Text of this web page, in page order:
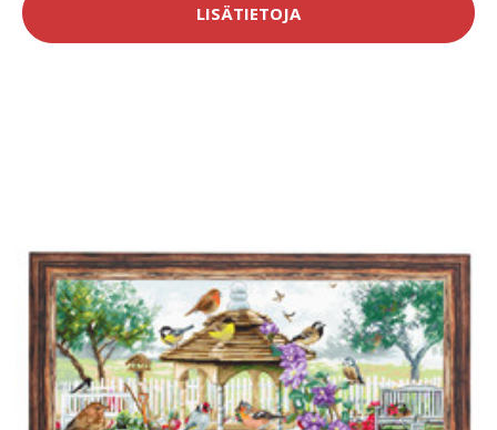
LISÄTIETOJA